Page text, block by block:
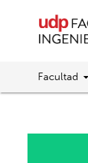
Facultad